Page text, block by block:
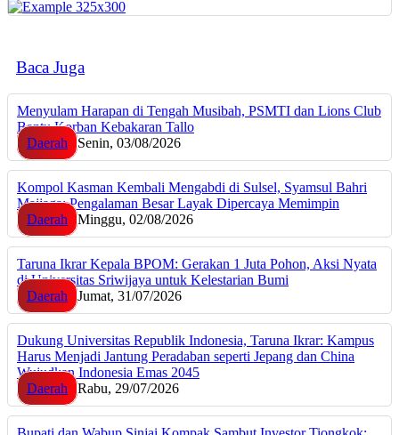
Baca Juga
Menyulam Harapan di Tengah Musibah, PSMTI dan Lions Club
Bantu Korban Kebakaran Tallo
Daerah
Senin, 03/08/2026
Kompol Kasman Kembali Mengabdi di Sulsel, Syamsul Bahri
Majjaga: Pengalaman Besar Layak Dipercaya Memimpin
Daerah
Minggu, 02/08/2026
Taruna Ikrar Kepala BPOM: Gerakan 1 Juta Pohon, Aksi Nyata
di Universitas Sriwijaya untuk Kelestarian Bumi
Daerah
Jumat, 31/07/2026
Dukung Universitas Republik Indonesia, Taruna Ikrar: Kampus
Harus Menjadi Jantung Peradaban seperti Jepang dan China
Wujudkan Indonesia Emas 2045
Daerah
Rabu, 29/07/2026